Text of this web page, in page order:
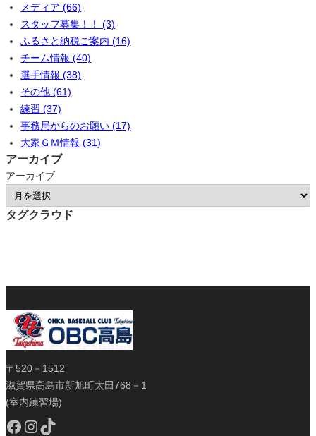
メディア (66)
スタッフ募集！！ (3)
ふるさと納税ご案内 (16)
チーム情報 (40)
選手情報 (38)
その他 (61)
練習 (37)
事務局からのお願い (17)
大家ＧＭ情報 (31)
アーカイブ
アーカイブ
タグクラウド
〒520－1512
滋賀県高島市新旭町太田768－1
(室内練習場)
Facebook Instagram TikTok